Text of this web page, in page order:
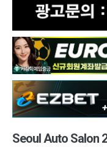
Seoul Auto Salon